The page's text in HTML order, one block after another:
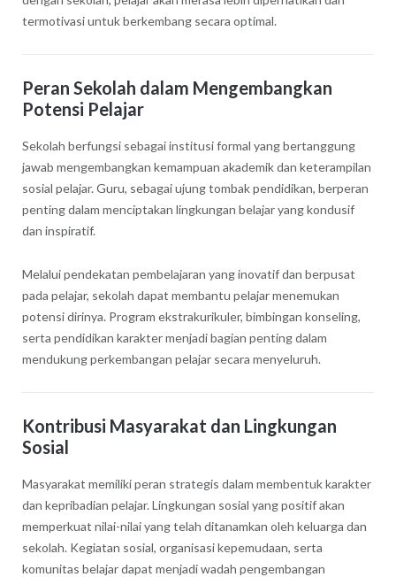
termotivasi untuk berkembang secara optimal.
Peran Sekolah dalam Mengembangkan
Potensi Pelajar
Sekolah berfungsi sebagai institusi formal yang bertanggung
jawab mengembangkan kemampuan akademik dan keterampilan
sosial pelajar. Guru, sebagai ujung tombak pendidikan, berperan
penting dalam menciptakan lingkungan belajar yang kondusif
dan inspiratif.
Melalui pendekatan pembelajaran yang inovatif dan berpusat
pada pelajar, sekolah dapat membantu pelajar menemukan
potensi dirinya. Program ekstrakurikuler, bimbingan konseling,
serta pendidikan karakter menjadi bagian penting dalam
mendukung perkembangan pelajar secara menyeluruh.
Kontribusi Masyarakat dan Lingkungan
Sosial
Masyarakat memiliki peran strategis dalam membentuk karakter
dan kepribadian pelajar. Lingkungan sosial yang positif akan
memperkuat nilai-nilai yang telah ditanamkan oleh keluarga dan
sekolah. Kegiatan sosial, organisasi kepemudaan, serta
komunitas belajar dapat menjadi wadah pengembangan